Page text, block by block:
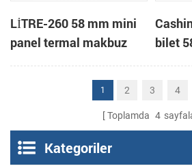
LİTRE-260 58 mm mini
panel termal makbuz
yazıcı desteği nakit
bilet
1 2 3 4
Toplamda 4
Kategoriler